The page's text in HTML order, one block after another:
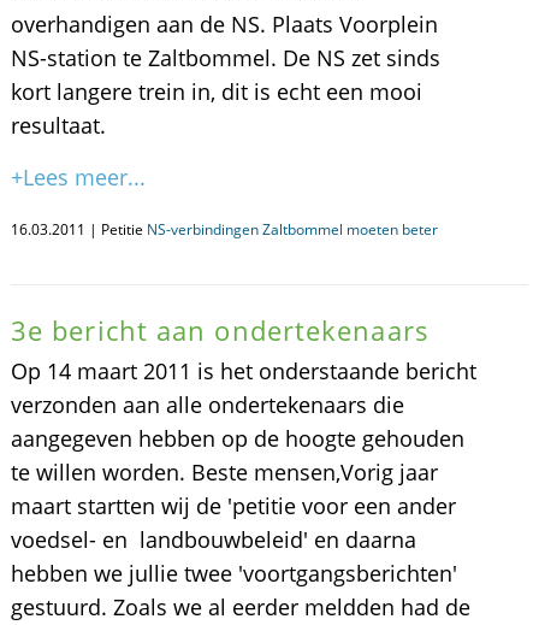
overhandigen aan de NS. Plaats Voorplein
NS-station te Zaltbommel. De NS zet sinds
kort langere trein in, dit is echt een mooi
resultaat.
+Lees meer...
16.03.2011 | Petitie NS-verbindingen Zaltbommel moeten beter
3e bericht aan ondertekenaars
Op 14 maart 2011 is het onderstaande bericht
verzonden aan alle ondertekenaars die
aangegeven hebben op de hoogte gehouden
te willen worden. Beste mensen,Vorig jaar
maart startten wij de 'petitie voor een ander
voedsel- en landbouwbeleid' en daarna
hebben we jullie twee 'voortgangsberichten'
gestuurd. Zoals we al eerder meldden had de